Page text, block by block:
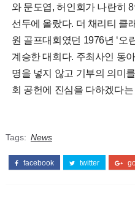
와 문도엽, 허인회가 나란히
선두에 올랐다. 더 채리티 클
원 골프대회였던 1976년 ‘오
계승한 대회다. 주최사인 동
명을 넣지 않고 기부의 의미
회 공헌에 진심을 다하겠다
Tags: News
facebook twitter